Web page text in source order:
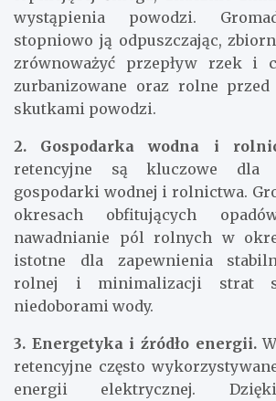
wystąpienia powodzi.
stopniowo ją odpuszczając,
zrównoważyć przepływ rzek i
zurbanizowane oraz rolne
skutkami powodzi.
2. Gospodarka wodna i
retencyjne są kluczowe dla
gospodarki wodnej i rolnictwa.
okresach obfitujących
nawadnianie pól rolnych w
istotne dla zapewnienia
rolnej i minimalizacji strat
niedoborami wody.
3. Energetyka i źródło energii.
retencyjne często
energii elektrycznej.